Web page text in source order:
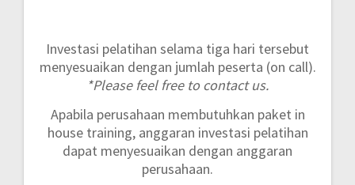
Investasi pelatihan selama tiga hari tersebut
menyesuaikan dengan jumlah peserta (on call).
*Please feel free to contact us.
Apabila perusahaan membutuhkan paket in
house training, anggaran investasi pelatihan
dapat menyesuaikan dengan anggaran
perusahaan.